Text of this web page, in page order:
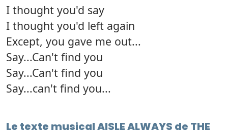
I thought you'd say
I thought you'd left again
Except, you gave me out...
Say...Can't find you
Say...Can't find you
Say...can't find you...
Le texte musical AISLE ALWAYS de THE